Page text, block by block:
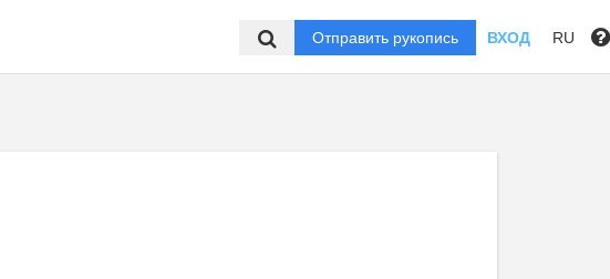
Отправить рукопись ВХОД RU